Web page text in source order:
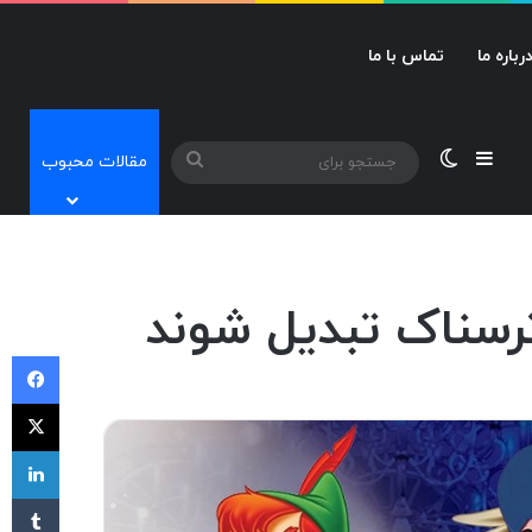
درباره ما تماس با ما
نوارکناریتغییر پوسته
جستجومقالات محبوب